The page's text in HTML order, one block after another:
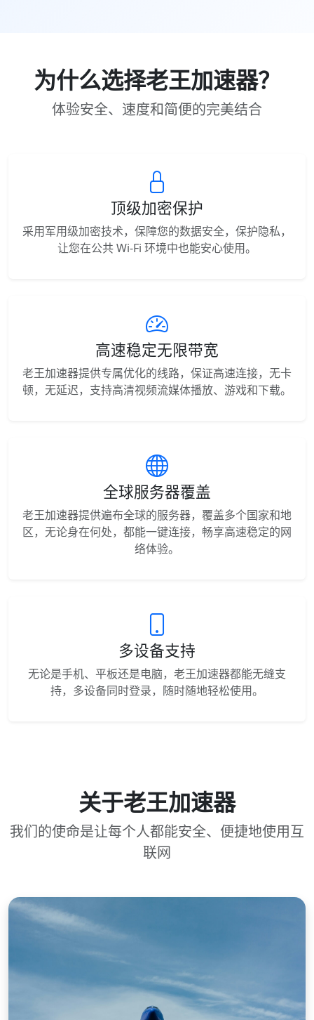
为什么选择老王加速器？
体验安全、速度和简便的完美结合
顶级加密保护
采用军用级加密技术，保障您的数据安全，保护隐私，
让您在公共 Wi-Fi 环境中也能安心使用。
高速稳定无限带宽
老王加速器提供专属优化的线路，保证高速连接，无卡
顿，无延迟，支持高清视频流媒体播放、游戏和下载。
全球服务器覆盖
老王加速器提供遍布全球的服务器，覆盖多个国家和地
区，无论身在何处，都能一键连接，畅享高速稳定的网
络体验。
多设备支持
无论是手机、平板还是电脑，老王加速器都能无缝支
持，多设备同时登录，随时随地轻松使用。
关于老王加速器
我们的使命是让每个人都能安全、便捷地使用互
联网